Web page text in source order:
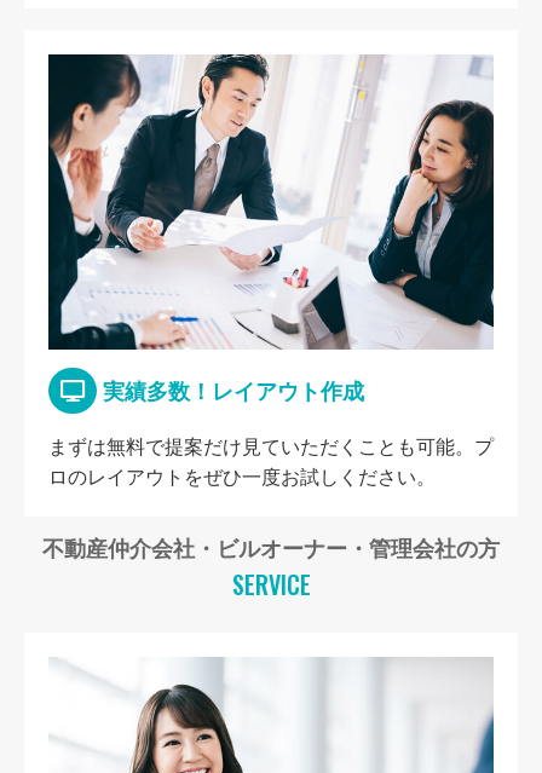
実績多数！レイアウト作成
まずは無料で提案だけ見ていただくことも可能。プ
ロのレイアウトをぜひ一度お試しください。
不動産仲介会社・ビルオーナー・管理会社の方
SERVICE